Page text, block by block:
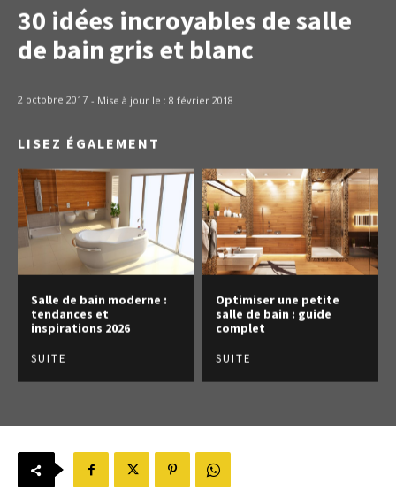
30 idées incroyables de salle
de bain gris et blanc
2 octobre 2017 - Mise à jour le : 8 février 2018
LISEZ ÉGALEMENT
Salle de bain moderne :
tendances et
inspirations 2026
SUITE
Optimiser une petite
salle de bain : guide
complet
SUITE